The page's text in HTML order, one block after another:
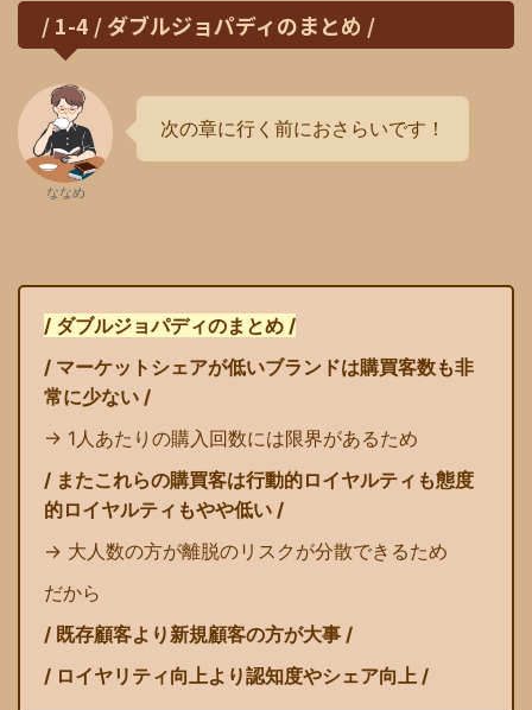
/ 1-4 / ダブルジョパディのまとめ /
ななめ
次の章に行く前におさらいです！
/ ダブルジョパディのまとめ /
/ マーケットシェアが低いブランドは購買客数も非
常に少ない /
→ 1人あたりの購入回数には限界があるため
/ またこれらの購買客は行動的ロイヤルティも態度
的ロイヤルティもやや低い /
→ 大人数の方が離脱のリスクが分散できるため
だから
/ 既存顧客より新規顧客の方が大事 /
/ ロイヤリティ向上より認知度やシェア向上 /